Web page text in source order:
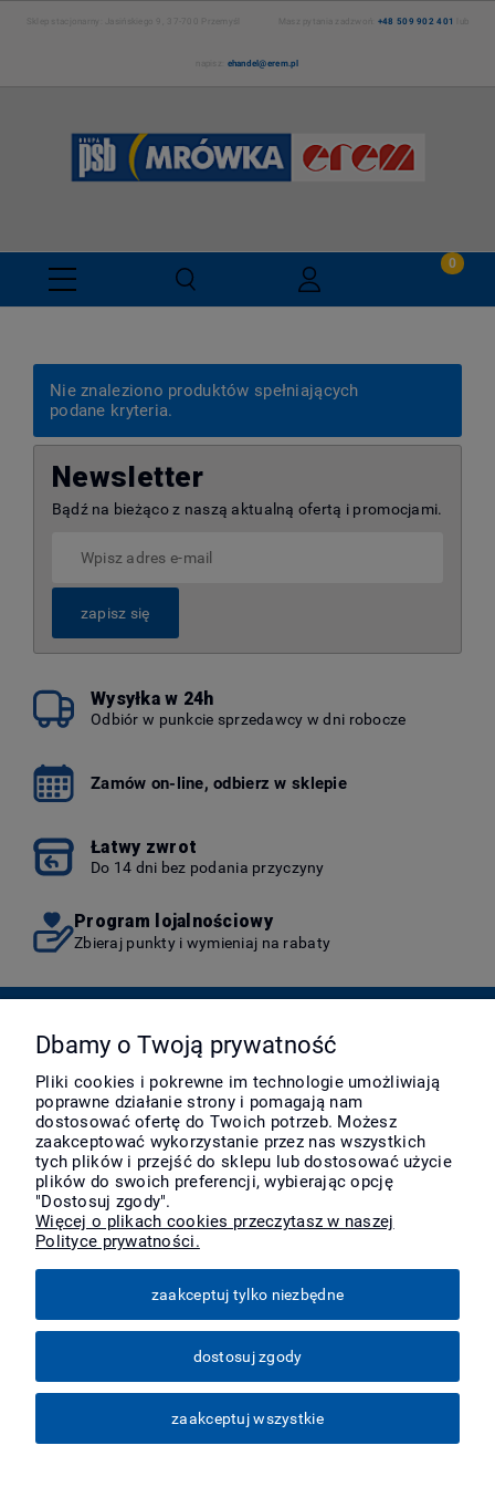
Sklep stacjonarny: Jasińskiego 9, 37-700 Przemyśl Masz pytania zadzwoń: +48 509 902 401
ehandel@erem.pl
Nie znaleziono produktów spełniających
podane kryteria.
Newsletter
Bądź na bieżąco z naszą aktualną ofertą i promocjami.
zapisz się
Wysyłka w 24h
Odbiór w punkcie sprzedawcy w dni robocze
Zamów on-line, odbierz w sklepie
Łatwy zwrot
Do 14 dni bez podania przyczyny
Program lojalnościowy
Zbieraj punkty i wymieniaj na rabaty
Pomoc
Moje konto
Płatności i dostawa
O nas
Więcej
Dbamy o Twoją prywatność
Pliki cookies i pokrewne im technologie umożliwiają
poprawne działanie strony i pomagają nam
dostosować ofertę do Twoich potrzeb. Możesz
zaakceptować wykorzystanie przez nas wszystkich
tych plików i przejść do sklepu lub dostosować użycie
plików do swoich preferencji, wybierając opcję
"Dostosuj zgody".
Więcej o plikach cookies przeczytasz w naszej
Polityce prywatności.
zaakceptuj tylko niezbędne
dostosuj zgody
zaakceptuj wszystkie